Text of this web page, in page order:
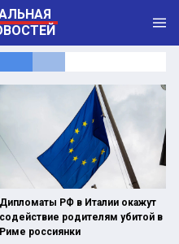
Дипломаты РФ в Италии окажут
содействие родителям убитой в
Риме россиянки